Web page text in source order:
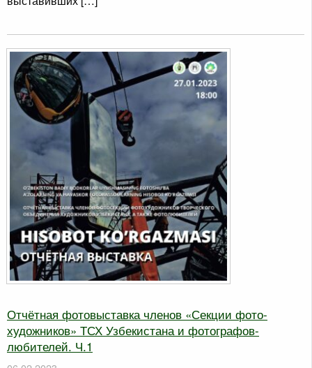
Отчётная фотовыставка членов «Секции фото-
художников» ТСХ Узбекистана и фотографов-
любителей. Ч.1